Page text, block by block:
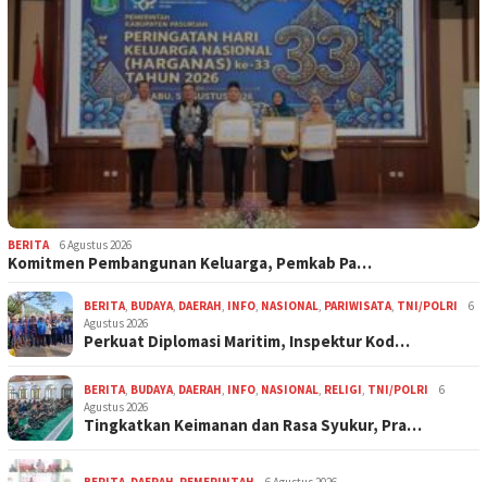
BERITA 6 Agustus 2026
Komitmen Pembangunan Keluarga, Pemkab Pa…
BERITA, BUDAYA, DAERAH, INFO, NASIONAL, PARIWISATA, TNI/POLRI
6
Agustus 2026
Perkuat Diplomasi Maritim, Inspektur Kod…
BERITA, BUDAYA, DAERAH, INFO, NASIONAL, RELIGI, TNI/POLRI
6
Agustus 2026
Tingkatkan Keimanan dan Rasa Syukur, Pra…